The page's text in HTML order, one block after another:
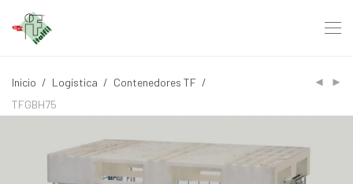
Inicio / Logística / Contenedores TF /
TFGBH75